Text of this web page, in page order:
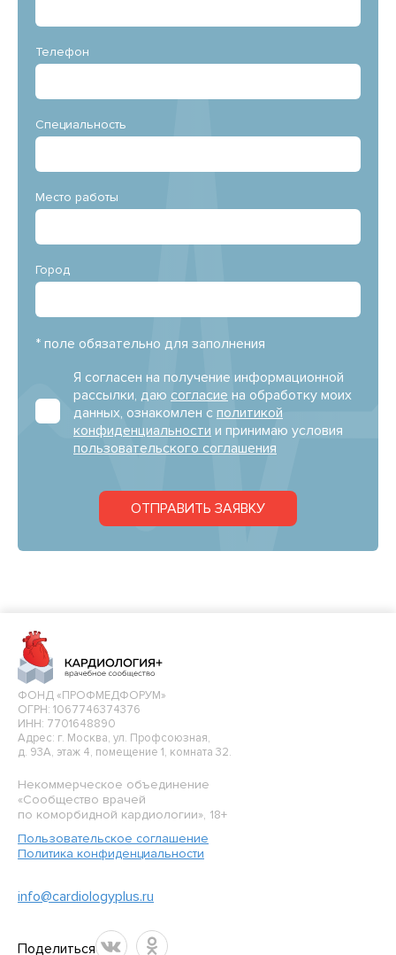
Телефон
Специальность
Место работы
Город
* поле обязательно для заполнения
Я согласен на получение информационной
рассылки, даю согласие на обработку моих
данных, ознакомлен с политикой
конфиденциальности и принимаю условия
пользовательского соглашения
ОТПРАВИТЬ ЗАЯВКУ
ФОНД «ПРОФМЕДФОРУМ»
ОГРН: 1067746374376
ИНН: 7701648890
Адрес: г. Москва, ул. Профсоюзная,
д. 93А, этаж 4, помещение 1, комната 32.
Некоммерческое объединение
«Сообщество врачей
по коморбидной кардиологии», 18+
Пользовательское соглашение
Политика конфиденциальности
info@cardiologyplus.ru
Поделиться